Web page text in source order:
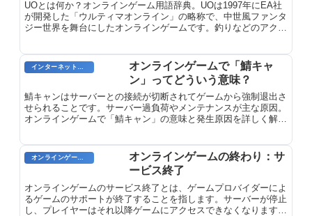
UOとは何か？オンラインゲーム用語辞典。UOは1997年にEA社
が開発した「ウルティマオンライン」の略称で、中世風ファンタ
ジー世界を舞台にしたオンラインゲームです。釣りなどのアクテ
オンラインゲームで「鯖キャ
ン」ってどういう意味？
鯖キャンはサーバーとの接続が切断されてゲームから強制退出さ
せられることです。サーバー過負荷やメンテナンスが主な原因。
オンラインゲームで「鯖キャン」の意味と発生原因を詳しく解説
オンラインゲーム用語
オンラインゲームの終わり：サ
ービス終了
オンラインゲームのサービス終了とは、ゲームプロバイダーによ
るゲームのサポートが終了することを指します。サーバーが停止
し、プレイヤーはそれ以降ゲームにアクセスできなくなります。